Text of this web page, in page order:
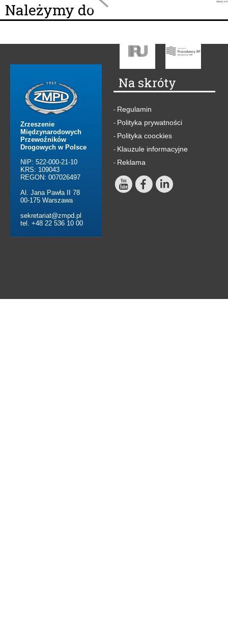
Należymy do
Zrzeszenie
Międzynarodowych
Przewoźników
Drogowych w Polsce
NIP: 522-000-21-10
KRS: 109043
REGON: 007026497
Al. Jana Pawła II 78
00-175 Warszawa
sekretariat@zmpd.pl
tel. +48 22 536 10 00
Na skróty
- Regulamin
- Polityka prywatności
- Polityka coockies
- Klauzule informacyjne
- Reklama